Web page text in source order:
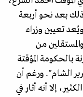
بعد نحو أربعة
تعيين وزراء
من
بالحكومة المؤقتة
الشام". ورغم أن
إلا أنه أثار في